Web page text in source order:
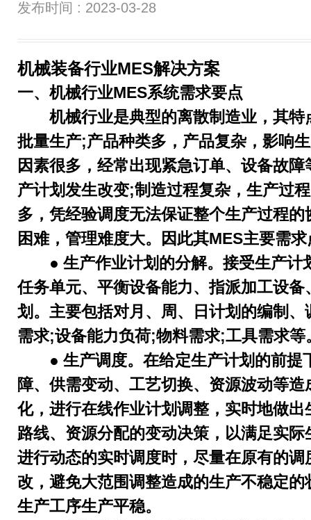
发布时间 : 2023-03-28
机械装备行业MES解决方案
一、机械行业MES系统需求要点
机械行业是典型的离散制造业，其特
批量生产;产品种类多，产品复杂，影响
因素很多，经常出现紧急订单、设备故
产计划发生改变;制造过程复杂，生产过
多，凭经验调度无法保证整个生产过程的
困难，管理难度大。因此其MES主要需
● 生产作业计划的分解。接受生产计
任务单元、平衡设备能力、指派加工设备
划。主要包括对月、周、日计划的编制
需求;设备能力负荷;物料需求;工具需求等
● 生产调度。在给定生产计划的前提
障、供需变动、工艺切换、资源波动等
化，进行在线作业计划调整，实时地做出
路线、资源分配的变动决策，以满足实际
进行动态的实时调度时，尽量在原有的调
改，避免大范围调整造成的生产不稳定的
生产工序生产平稳。